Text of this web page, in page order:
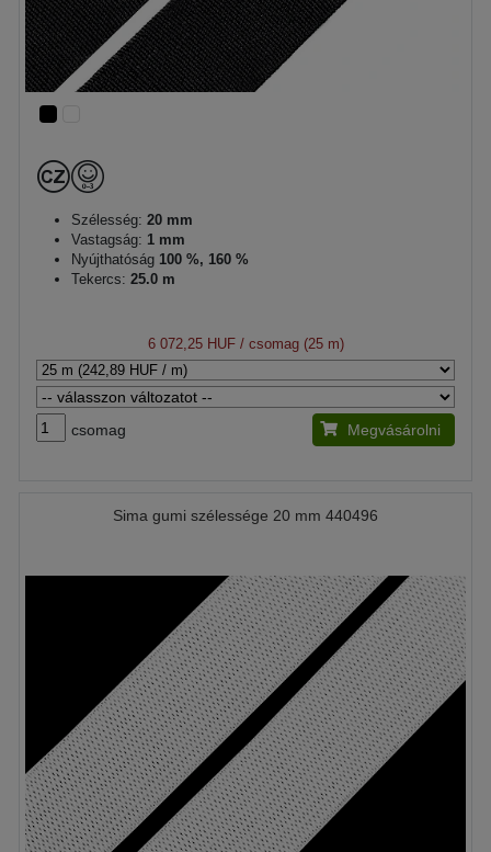
Szélesség: 20 mm
Vastagság: 1 mm
Nyújthatóság 100 %, 160 %
Tekercs: 25.0 m
6 072,25 HUF/ csomag (25 m)
csomag Megvásárolni
Sima gumi szélessége 20 mm 440496